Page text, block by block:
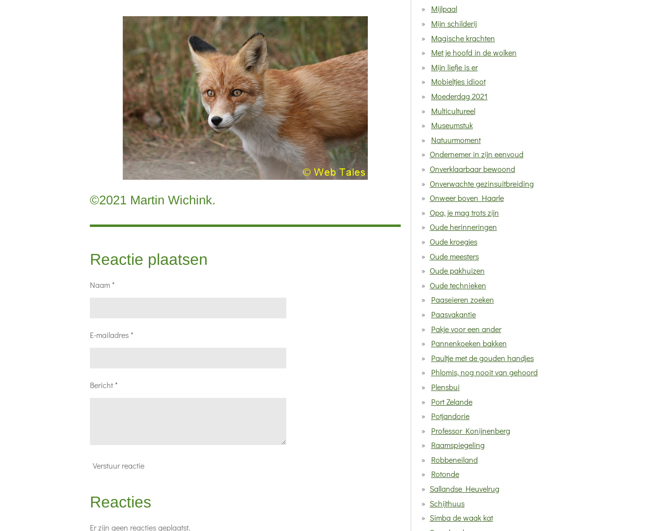
©2021 Martin Wichink.
Reactie plaatsen
Naam *
E-mailadres *
Bericht *
Verstuur reactie
Reacties
Er zijn geen reacties geplaatst.
Mijlpaal
Mijn schilderij
Magische krachten
Met je hoofd in de wolken
Mijn liefje is er
Mobieltjes idioot
Moederdag 2021
Multicultureel
Museumstuk
Natuurmoment
Ondernemer in zijn eenvoud
Onverklaarbaar bewoond
Onverwachte gezinsuitbreiding
Onweer boven Haarle
Opa, je mag trots zijn
Oude herinneringen
Oude kroegjes
Oude meesters
Oude pakhuizen
Oude technieken
Paaseieren zoeken
Paasvakantie
Pakje voor een ander
Pannenkoeken bakken
Paultje met de gouden handjes
Phlomis, nog nooit van gehoord
Plensbui
Port Zelande
Potjandorie
Professor Konijnenberg
Raamspiegeling
Robbeneiland
Rotonde
Sallandse Heuvelrug
Schijthuus
Simba de waak kat